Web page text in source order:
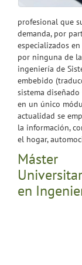
profesional que
demanda, por
especializados
por ninguna de
ingeniería de
embebido
sistema
en un único
actualidad se
la información,
el hogar,
Máster
en